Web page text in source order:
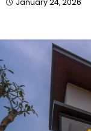
January 24, 2026